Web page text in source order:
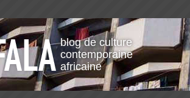
blog de culture
contemporaine
africaine